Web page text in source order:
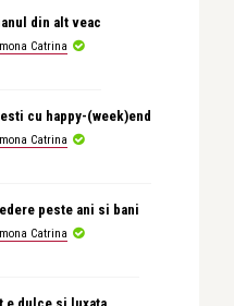
din alt veac
Catrina
cu happy-(week)end
Catrina
peste ani si bani
Catrina